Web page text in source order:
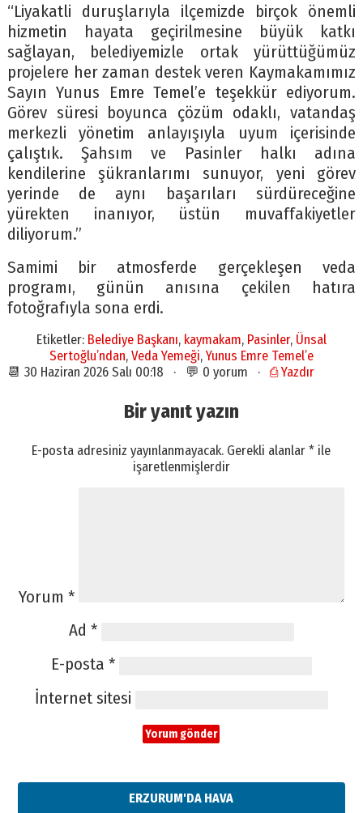
“Liyakatli duruşlarıyla ilçemizde birçok önemli
hizmetin hayata geçirilmesine büyük katkı
sağlayan, belediyemizle ortak yürüttüğümüz
projelere her zaman destek veren Kaymakamımız
Sayın Yunus Emre Temel’e teşekkür ediyorum.
Görev süresi boyunca çözüm odaklı, vatandaş
merkezli yönetim anlayışıyla uyum içerisinde
çalıştık. Şahsım ve Pasinler halkı adına
kendilerine şükranlarımı sunuyor, yeni görev
yerinde de aynı başarıları sürdüreceğine
yürekten inanıyor, üstün muvaffakiyetler
diliyorum.”
Samimi bir atmosferde gerçekleşen veda
programı, günün anısına çekilen hatıra
fotoğrafıyla sona erdi.
Etiketler: Belediye Başkanı, kaymakam, Pasinler, Ünsal
Sertoğlu’ndan, Veda Yemeği,Yunus Emre Temel’e
📆 30 Haziran 2026 Salı 00:18 · 💬 0 yorum · ⎙ Yazdır
Bir yanıt yazın
E-posta adresiniz yayınlanmayacak. Gerekli alanlar* ile
işaretlenmişlerdir
Yorum *
Ad *
E-posta *
İnternet sitesi
ERZURUM'DA HAVA